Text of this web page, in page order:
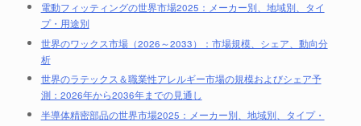
電動フィッティングの世界市場2025：メーカー別、地域別、タイ
プ・用途別
世界のワックス市場（2026～2033）：市場規模、シェア、動向分
析
世界のラテックス＆職業性アレルギー市場の規模およびシェア予
測：2026年から2036年までの見通し
半導体精密部品の世界市場2025：メーカー別、地域別、タイプ・